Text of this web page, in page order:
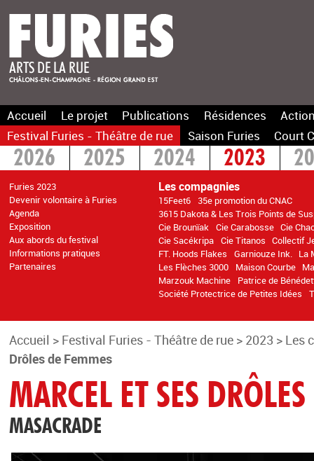
Accueil Le projet Publications Résidences
Festival Furies - Théâtre de rue
Saison Furies Court
2026 2025 2024 2023
Furies 2023
Devenir volontaire à Furies
Agenda
Exposition
Aux abords du festival
Informations pratiques
Partenaires
Les compagnies
15Feet6
35e promotion du CNAC
3615 Dakota & Les Trois Points de
Cie Brounïak
Cie Carabosse Cie
Cie Sacékripa Cie Titanos Collectif
FT. Hoods Flakes
Garniouze Ink.
La
Les Flèches 3000
Maison Courbe
Marzouk Machine
Patrice de
Société Protectrice de Petites Idées
2016
>2014
Accueil > Festival Furies - Théâtre de rue > 2023 > Les
Drôles de Femmes
MARCEL ET SES
MASACRADE